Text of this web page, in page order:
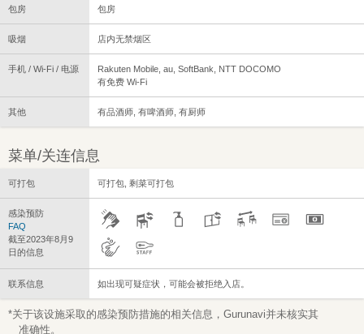
包房 包房
吸烟 店内无禁烟区
手机 / Wi-Fi / 电源
Rakuten Mobile, au, SoftBank, NTT DOCOMO
有免费 Wi-Fi
其他 有品酒师, 有啤酒师, 有厨师
菜单/关连信息
可打包 可打包, 剩菜可打包
感染预防
FAQ
截至2023年8月9
日的信息
联系信息 如出现可疑症状，可能会被拒绝入店。
*关于该设施采取的感染预防措施的相关信息，Gurunavi并未核实其
准确性。